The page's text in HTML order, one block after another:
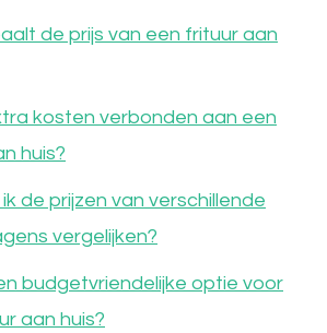
de prijs van een frituur aan
kosten verbonden aan een
huis?
de prijzen van verschillende
vergelijken?
budgetvriendelijke optie voor
aan huis?